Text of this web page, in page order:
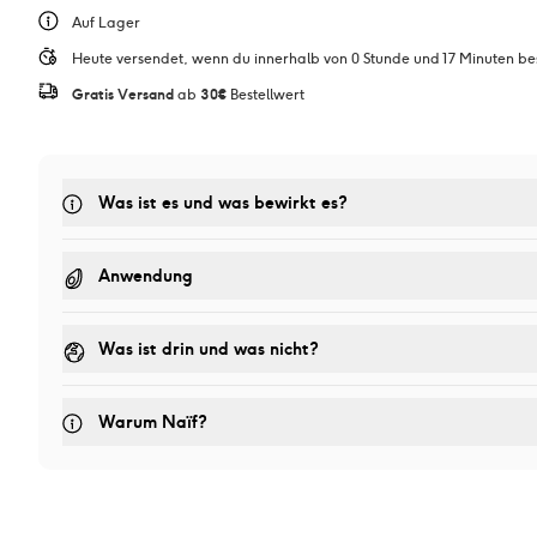
Auf Lager
Heute versendet, wenn du innerhalb von 0 Stunde und 17 Minuten
Gratis Versand ab 30€ Bestellwert
Anwendung
Was ist drin und was nicht?
Warum Naïf?